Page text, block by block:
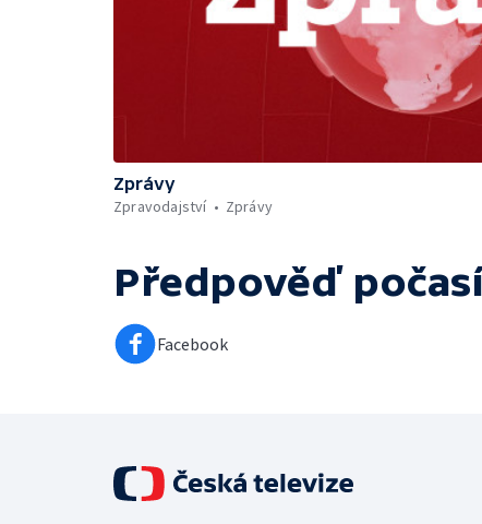
Zprávy
Zpravodajství
Zprávy
Předpověď
Facebook